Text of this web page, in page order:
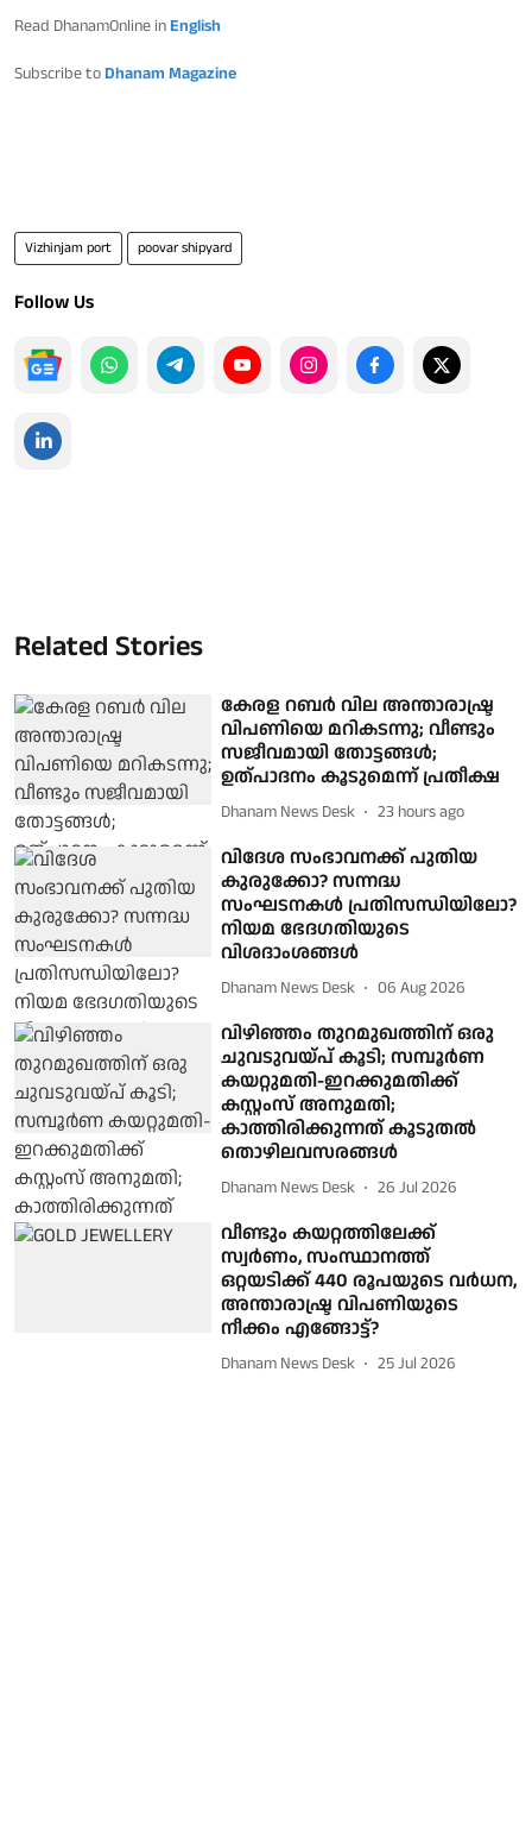
Read DhanamOnline in English
Subscribe to Dhanam Magazine
Vizhinjam port poovar shipyard
Follow Us
Related Stories
കേരള റബര്‍ വില അന്താരാഷ്ട്ര
വിപണിയെ മറികടന്നു; വീണ്ടും
സജീവമായി തോട്ടങ്ങള്‍;
ഉത്പാദനം കൂടുമെന്ന് പ്രതീക്ഷ
Dhanam News Desk 23 hours ago
വിദേശ സംഭാവനക്ക് പുതിയ
കുരുക്കോ? സന്നദ്ധ
സംഘടനകള്‍ പ്രതിസന്ധിയിലോ?
നിയമ ഭേദഗതിയുടെ
വിശദാംശങ്ങള്‍
Dhanam News Desk 06 Aug 2026
വിഴിഞ്ഞം തുറമുഖത്തിന് ഒരു
ചുവടുവയ്പ് കൂടി; സമ്പൂര്‍ണ
കയറ്റുമതി-ഇറക്കുമതിക്ക്
കസ്റ്റംസ് അനുമതി;
കാത്തിരിക്കുന്നത് കൂടുതല്‍
തൊഴിലവസരങ്ങള്‍
Dhanam News Desk 26 Jul 2026
വീണ്ടും കയറ്റത്തിലേക്ക്
സ്വര്‍ണം, സംസ്ഥാനത്ത്
ഒറ്റയടിക്ക് 440 രൂപയുടെ വര്‍ധന,
അന്താരാഷ്ട്ര വിപണിയുടെ
നീക്കം എങ്ങോട്ട്?
Dhanam News Desk 25 Jul 2026